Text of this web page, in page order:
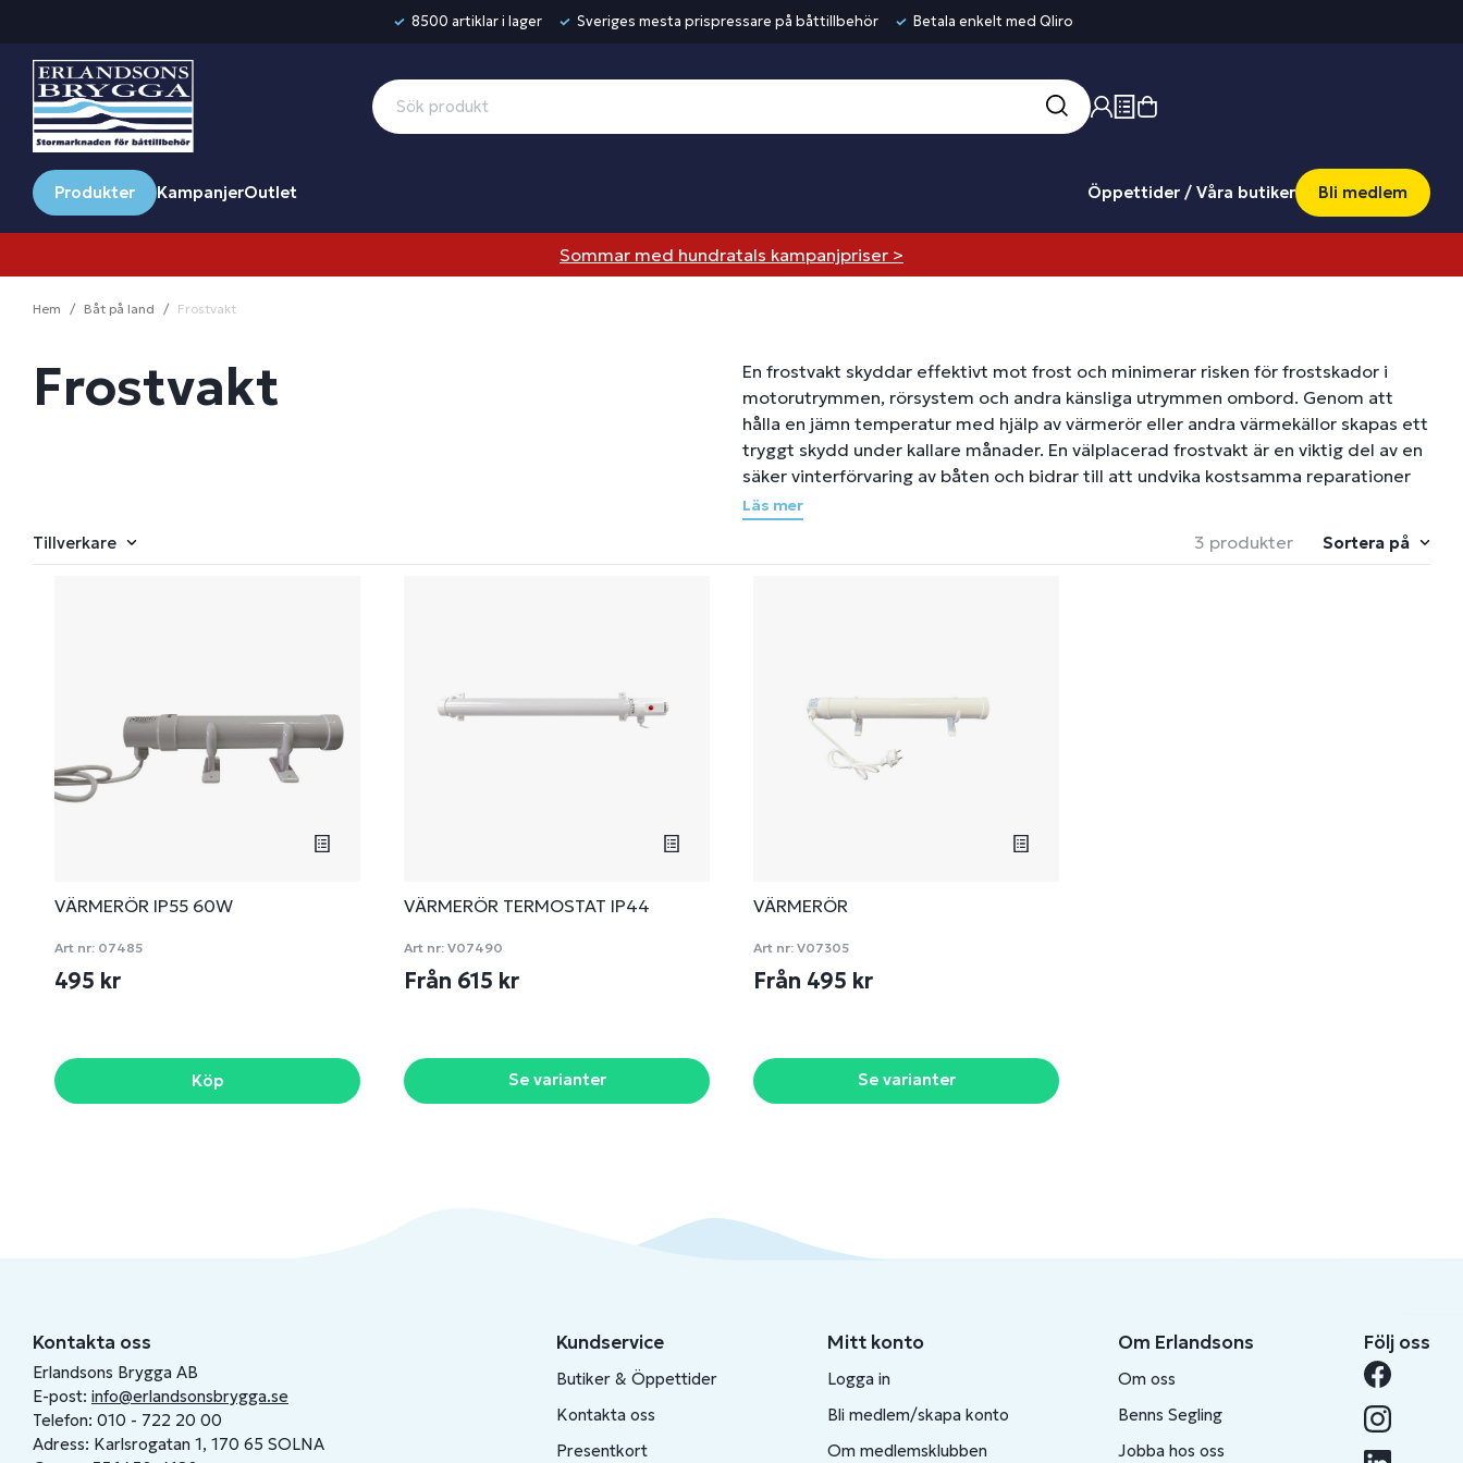
8500 artiklar i lager Sveriges mesta prispressare på båttillbehör Betala enkelt med Qliro
Produkter KampanjerOutlet Öppettider / Våra butiker Bli medlem
Sommar med hundratals kampanjpriser >
Hem Båt på land Frostvakt
Frostvakt
En frostvakt skyddar effektivt mot frost och minimerar risken för frostskador i
motorutrymmen, rörsystem och andra känsliga utrymmen ombord. Genom att
hålla en jämn temperatur med hjälp av värmerör eller andra värmekällor skapas ett
tryggt skydd under kallare månader. En välplacerad frostvakt är en viktig del av en
säker vinterförvaring av båten och bidrar till att undvika kostsamma reparationer
när våren kommer.
Läs mer
Tillverkare 3 produkter Sortera på
VÄRMERÖR IP55 60W
Art nr: 07485
495 kr
Köp
VÄRMERÖR TERMOSTAT IP44
Art nr: V07490
Från 615 kr
Se varianter
VÄRMERÖR
Art nr: V07305
Från 495 kr
Se varianter
Kontakta oss
Erlandsons Brygga AB
E-post: info@erlandsonsbrygga.se
Telefon: 010 - 722 20 00
Adress: Karlsrogatan 1, 170 65 SOLNA
Kundservice
Butiker & Öppettider
Kontakta oss
Presentkort
Mitt konto
Logga in
Bli medlem/skapa konto
Om medlemsklubben
Om Erlandsons
Om oss
Benns Segling
Jobba hos oss
Följ oss